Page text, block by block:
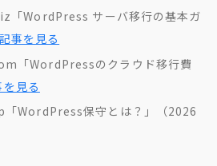
WordPress サーバ移行の基本ガ
記事を見る
「WordPressのクラウド移行費
見る
WordPress保守とは？」（2026